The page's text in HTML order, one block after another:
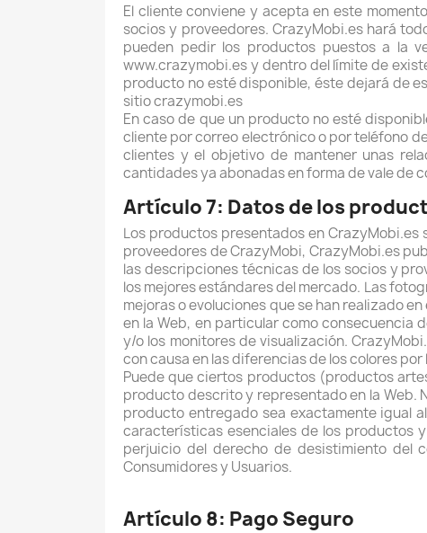
El cliente conviene y acepta en este
socios y proveedores. CrazyMobi.es hará
pueden pedir los productos puestos a la
www.crazymobi.es y dentro del límite de
producto no esté disponible, éste dejará de
sitio crazymobi.es
En caso de que un producto no esté
cliente por correo electrónico o por teléfono
clientes y el objetivo de mantener unas
cantidades ya abonadas en forma de vale de
Artículo 7: Datos de los
Los productos presentados enCrazyMobi.es
proveedores deCrazyMobi, CrazyMobi.es
las descripciones técnicas de los socios y
los mejores estándares del mercado. Las
mejoras o evoluciones que se han realizado
en la Web, en particular como consecuencia
y/o los monitores de visualización.CrazyMobi
con causa en las diferencias de los colores
Puede que ciertos productos (productos
producto descrito y representado en la Web.
producto entregado sea exactamente igual
características esenciales de los productos
perjuicio del derecho de desistimiento del
Consumidores y Usuarios.
Artículo 8: Pago Seguro